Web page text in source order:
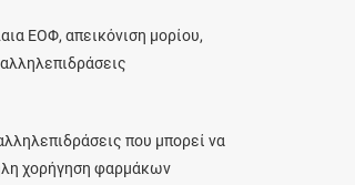
Αποθηκεύστε τις συνταγές σας
μοιραστείτε τις εύκολα και με
ΕΟΦ, απεικόνιση μορίου,
που μπορεί να
χορήγηση φαρμάκων